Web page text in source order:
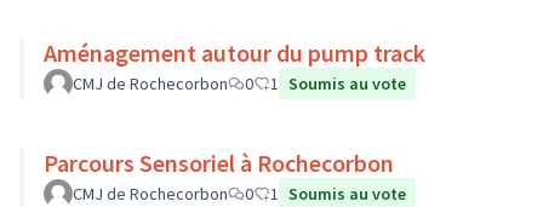
Aménagement autour du pump track
CMJ de Rochecorbon 0 1 Soumis au vote
Parcours Sensoriel à Rochecorbon
CMJ de Rochecorbon 0 1 Soumis au vote